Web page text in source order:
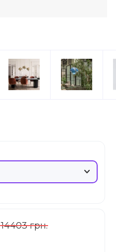
14403 грн.